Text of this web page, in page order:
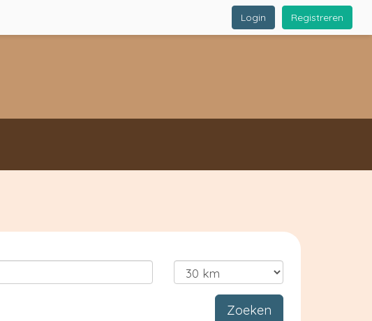
Registreren
Login
Zoeken